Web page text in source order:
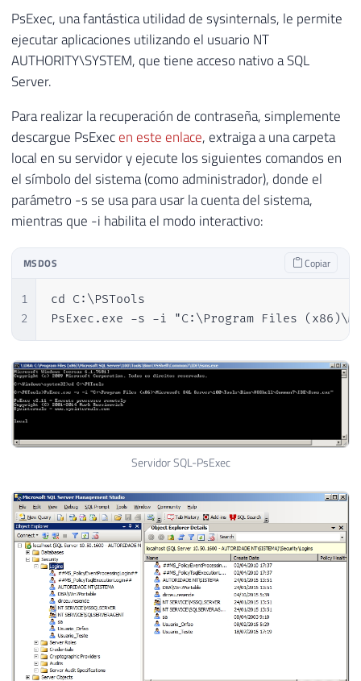
PsExec, una fantástica utilidad de sysinternals, le permite
ejecutar aplicaciones utilizando el usuario NT
AUTHORITY\SYSTEM, que tiene acceso nativo a SQL
Server.
Para realizar la recuperación de contraseña, simplemente
descargue PsExecen este enlace, extraiga a una carpeta
local en su servidor y ejecute los siguientes comandos en
el símbolo del sistema (como administrador), donde el
parámetro -s se usa para usar la cuenta del sistema,
mientras que -i habilita el modo interactivo:
MSDOS Copiar
1
2
cd C:\PSTools
PsExec.exe -s -i "C:\Program Files
Servidor SQL-PsExec